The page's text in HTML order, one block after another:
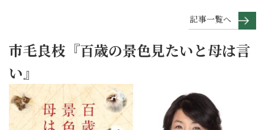
記事一覧へ
市毛良枝『百歳の景色見たいと母は言
い』